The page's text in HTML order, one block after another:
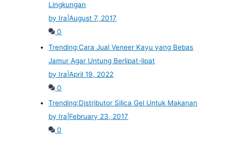
Lingkungan
by Ira |August 7, 2017
0
Trending:Cara Jual Veneer Kayu yang Bebas
Jamur Agar Untung Berlipat-lipat
by Ira |April 19, 2022
0
Trending:Distributor Silica Gel Untuk Makanan
by Ira February 23, 2017
0